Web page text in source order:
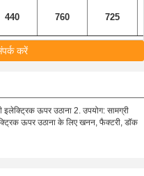
440 760 725
करें
इलेक्ट्रिक ऊपर उठाना 2. उपयोग: सामग्री
ऊपर उठाना के लिए खनन, फैक्टरी, डॉक